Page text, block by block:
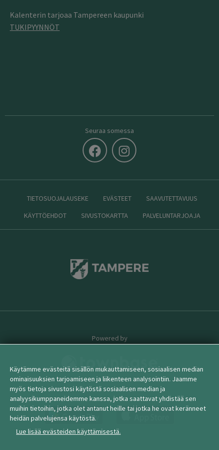
Kalenterin tarjoaa Tampereen kaupunki
TUKIPYYNNÖT
Seuraa somessa
TIETOSUOJALAUSEKE EVÄSTEET
SAAVUTETTAVUUS
KÄYTTÖEHDOT
SIVUSTOKARTTA PALVELUNTARJOAJA
Powered by
© 2026 townbase
Käytämme evästeitä sisällön mukauttamiseen, sosiaalisen median
ominaisuuksien tarjoamiseen ja liikenteen analysointiin. Jaamme
myös tietoja sivustosi käytöstä sosiaalisen median ja
analyysikumppaneidemme kanssa, jotka saattavat yhdistää sen
muihin tietoihin, jotka olet antanut heille tai jotka he ovat keränneet
heidän palvelujensa käytöstä.
Lue lisää evästeiden käyttämisestä.